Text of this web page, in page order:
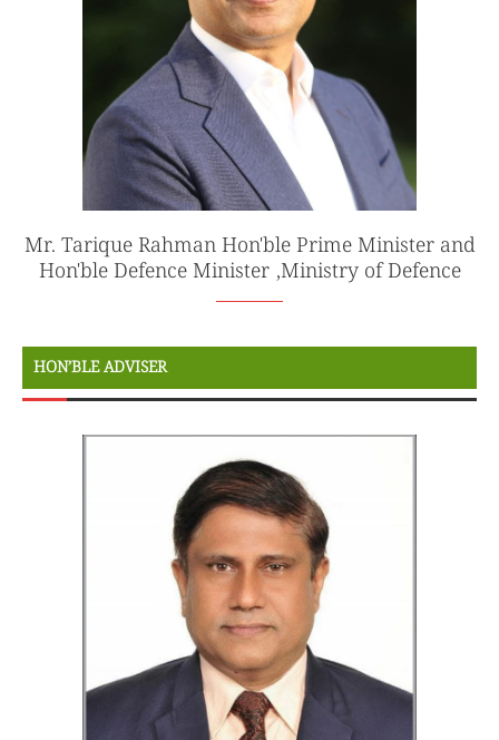
Mr. Tarique Rahman Hon'ble Prime Minister and
Hon'ble Defence Minister ,Ministry of Defence
HON’BLE ADVISER